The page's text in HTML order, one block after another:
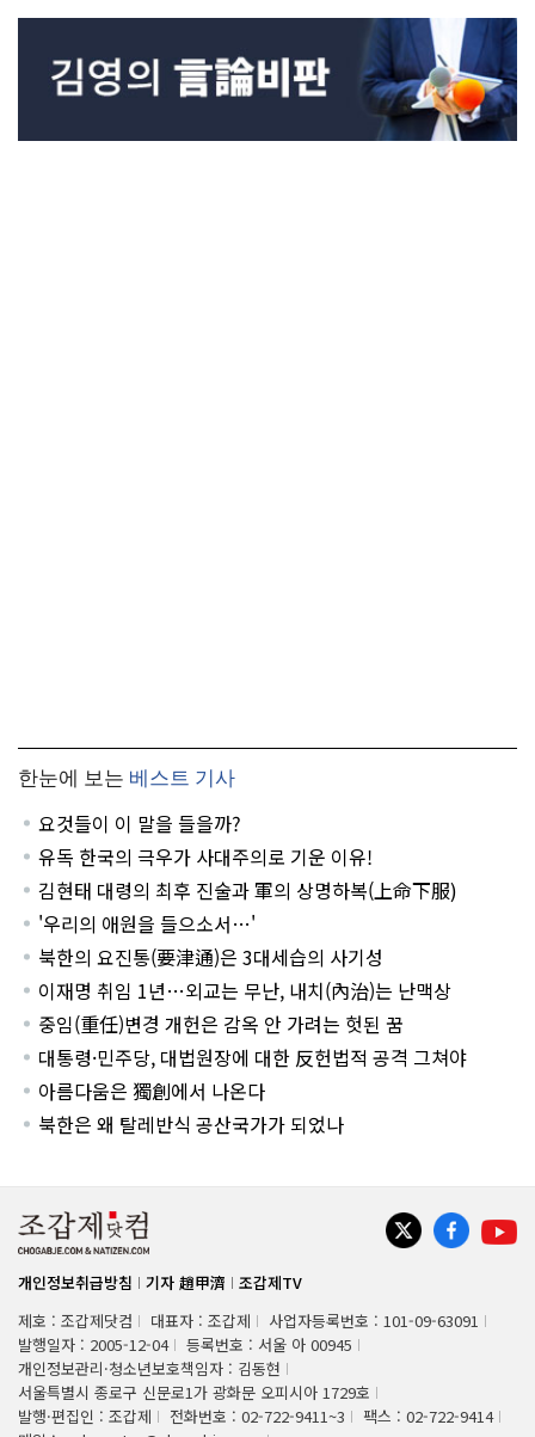
한눈에 보는 베스트 기사
요것들이 이 말을 들을까?
유독 한국의 극우가 사대주의로 기운 이유!
김현태 대령의 최후 진술과 軍의 상명하복(上命下服)
'우리의 애원을 들으소서…'
북한의 요진통(要津通)은 3대세습의 사기성
이재명 취임 1년…외교는 무난, 내치(內治)는 난맥상
중임(重任)변경 개헌은 감옥 안 가려는 헛된 꿈
대통령·민주당, 대법원장에 대한 反헌법적 공격 그쳐야
아름다움은 獨創에서 나온다
북한은 왜 탈레반식 공산국가가 되었나
개인정보취급방침 기자 趙甲濟
조갑제TV
제호 : 조갑제닷컴
대표자 : 조갑제
사업자등록번호 : 101-09-63091
발행일자 : 2005-12-04
등록번호 : 서울 아 00945
개인정보관리·청소년보호책임자 : 김동현
서울특별시 종로구 신문로1가 광화문 오피시아 1729호
발행·편집인 : 조갑제
전화번호 : 02-722-9411~3
팩스 : 02-722-9414